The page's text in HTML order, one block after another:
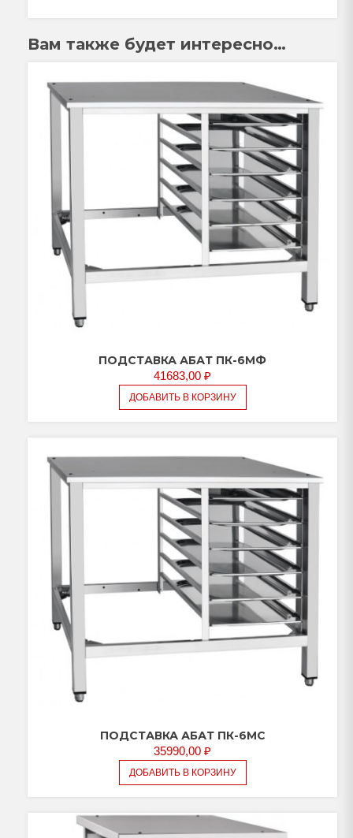
Вам также будет интересно…
ПОДСТАВКА АБАТ ПК-6МФ
41683,00 ₽
ДОБАВИТЬ В КОРЗИНУ
ПОДСТАВКА АБАТ ПК-6МС
35990,00 ₽
ДОБАВИТЬ В КОРЗИНУ